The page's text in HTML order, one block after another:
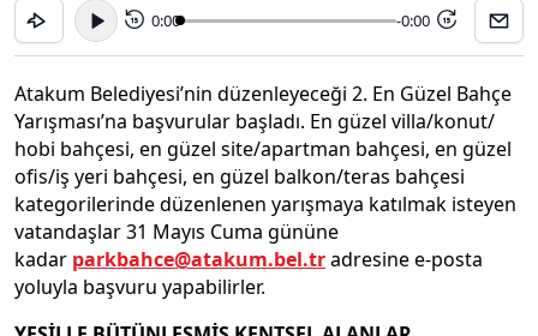
15 0:00 -0:00 15
Atakum Belediyesi’nin düzenleyeceği 2. En Güzel Bahçe
Yarışması’na başvurular başladı. En güzel villa/konut/
hobi bahçesi, en güzel site/apartman bahçesi, en güzel
ofis/iş yeri bahçesi, en güzel balkon/teras bahçesi
kategorilerinde düzenlenen yarışmaya katılmak isteyen
vatandaşlar 31 Mayıs Cuma gününe
kadar parkbahce@atakum.bel.tradresine e-posta
yoluyla başvuru yapabilirler.